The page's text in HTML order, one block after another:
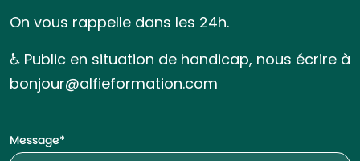
On vous rappelle dans les 24h.
♿ Public en situation de handicap, nous écrire à
bonjour@alfieformation.com
Message